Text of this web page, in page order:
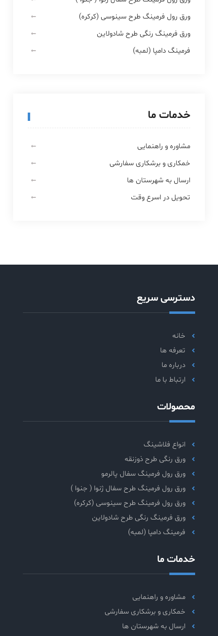
ورق رول فرمینگ طرح سینوسی (کرکره)
ورق فرمینگ رنگی طرح شادولاین
فرمینگ دامپا (لمبه)
خدمات ما
مشاوره و راهنمایی
خمکاری و برشکاری سفارشی
ارسال به شهرستان ها
تحویل در اسرع وقت
دسترسی سریع
خانه
تعرفه ها
درباره ما
ارتباط با ما
محصولات
انواع فلاشینگ
ورق رنگی طرح ذوزنقه
ورق رول فرمینگ سفال پالرمو
ورق رول فرمینگ طرح سفال ژنوا ( جنوا )
ورق رول فرمینگ طرح سینوسی (کرکره)
ورق فرمینگ رنگی طرح شادولاین
فرمینگ دامپا (لمبه)
خدمات ما
مشاوره و راهنمایی
خمکاری و برشکاری سفارشی
ارسال به شهرستان ها